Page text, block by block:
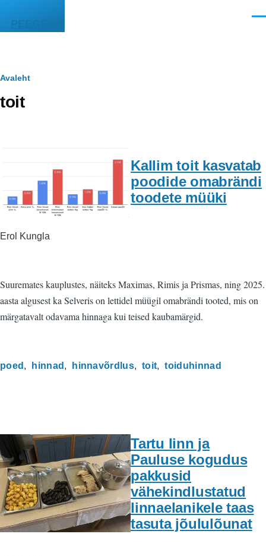
PEEGEL
Leivapuru
Avaleht
toit
Kallim toit kasvatab
poodide omabrändi
toodete müüki
Erol Kungla
Suuremates kauplustes, näiteks Maximas, Rimis ja Prismas, ning 2025.
aasta algusest ka Selveris on lettidel müügil omabrändi tooted, mis on
märgatavalt odavama hinnaga kui teised kaubamärgid.
poed hinnad hinnavõrdlus toit toiduhinnad
Tartu linn ja
Pauluse kogudus
pakkusid
vähekindlustatud
linnaelanikele taas
tasuta jõululõunat